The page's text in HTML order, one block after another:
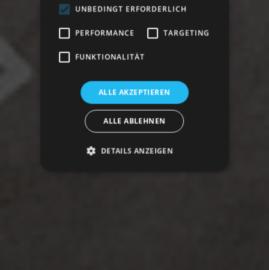
UNBEDINGT ERFORDERLICH
PERFORMANCE TARGETING
FUNKTIONALITÄT
ALLE AKZEPTIEREN
ALLE ABLEHNEN
DETAILS ANZEIGEN